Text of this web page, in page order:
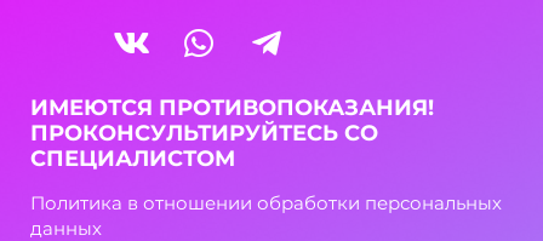
ИМЕЮТСЯ ПРОТИВОПОКАЗАНИЯ!
ПРОКОНСУЛЬТИРУЙТЕСЬ СО
СПЕЦИАЛИСТОМ
Политика в отношении обработки персональных
данных